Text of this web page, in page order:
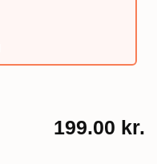
199.00 kr.